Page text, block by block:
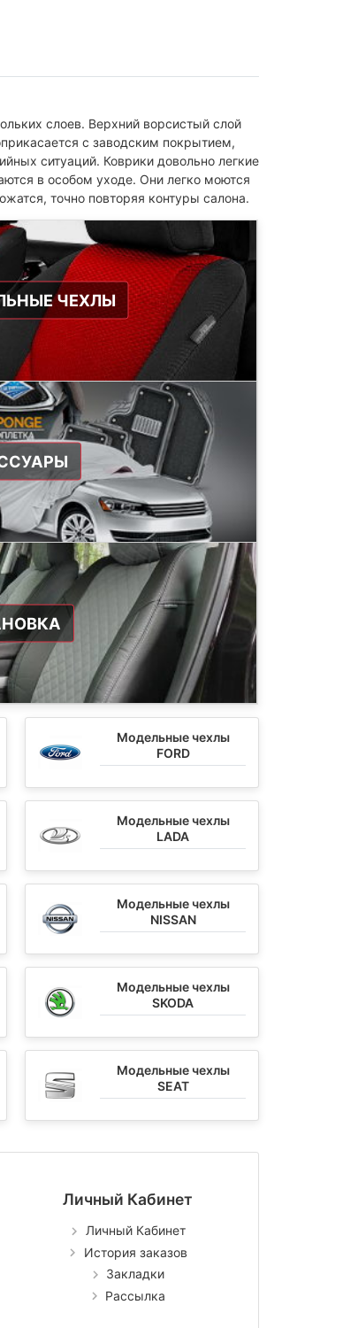
слоев. Верхний ворсистый слой
с заводским покрытием,
ситуаций. Коврики довольно легкие
в особом уходе. Они легко моются
точно повторяя контуры салона.
ЧЕХЛЫ
Модельные чехлы
FORD
Модельные чехлы
LADA
Модельные чехлы
NISSAN
Модельные чехлы
SKODA
Модельные чехлы
SEAT
Личный Кабинет
Личный Кабинет
История заказов
Закладки
Рассылка